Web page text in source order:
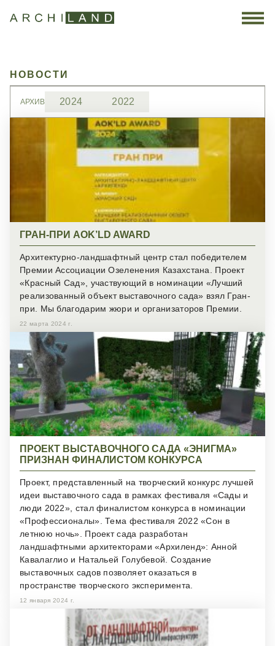
НОВОСТИ
АРХИВ 2024 2022
ГРАН-ПРИ AOK’LD AWARD
Архитектурно-ландшафтный центр стал победителем
Премии Ассоциации Озеленения Казахстана. Проект
«Красный Сад», участвующий в номинации «Лучший
реализованный объект выставочного сада» взял Гран-
при. Мы благодарим жюри и организаторов Премии.
22 марта 2024 г.
ПРОЕКТ ВЫСТАВОЧНОГО САДА «ЭНИГМА»
ПРИЗНАН ФИНАЛИСТОМ КОНКУРСА
Проект, представленный на творческий конкурс лучшей
идеи выставочного сада в рамках фестиваля «Сады и
люди 2022», стал финалистом конкурса в номинации
«Профессионалы». Тема фестиваля 2022 «Сон в
летнюю ночь». Проект сада разработан
ландшафтными архитекторами «Архиленд»: Анной
Кавалаглио и Натальей Голубевой. Создание
выставочных садов позволяет оказаться в
пространстве творческого эксперимента.
12 января 2024 г.
Задать вопрос ×
ТЕЛЕФОН*
Конфиденциальность и Условия использования
×
Отправить резюме ×
ТЕЛЕФОН*
СОПРОВОДИТЕЛЬНЫЙ ТЕКСТ
ПРИКРЕПИТЕ РЕЗЮМЕ ИЛИ УКАЖИТЕ ССЫЛКУ
Загрузить файл
КонфиденциальностьиУсловия использования